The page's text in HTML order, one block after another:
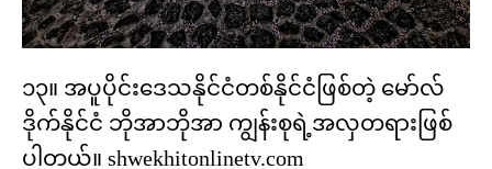
၁၃။ အပူပိုင်းဒေသနိုင်ငံတစ်နိုင်ငံဖြစ်တဲ့ မော်လ်
ဒိုက်နိုင်ငံ ဘိုအာဘိုအာ ကျွန်းစုရဲ့အလှတရားဖြစ်
ပါတယ်။ shwekhitonlinetv.com